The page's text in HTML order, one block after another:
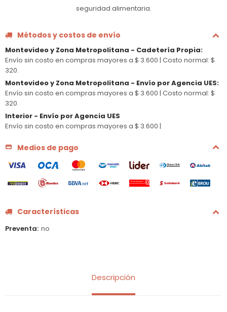
seguridad alimentaria.
Métodos y costos de envío
Montevideo y Zona Metropolitana - Cadetería Propia:
Envío sin costo en compras mayores a $ 3.600 | Costo normal: $
320.
Montevideo y Zona Metropolitana - Envío por Agencia UES:
Envío sin costo en compras mayores a $ 3.600 | Costo normal: $
320.
Interior - Envío por Agencia UES
Envío sin costo en compras mayores a $ 3.600 |
Medios de pago
Características
Preventa no
Descripción